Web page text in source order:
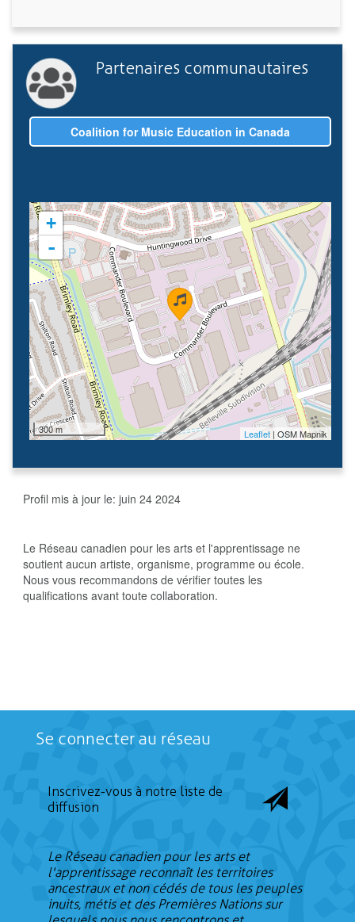
Partenaires communautaires
Coalition for Music Education in Canada
+
-
300 m Leaflet | OSM Mapnik
Profil mis à jour le: juin 24 2024
Le Réseau canadien pour les arts et l'apprentissage ne
soutient aucun artiste, organisme, programme ou école.
Nous vous recommandons de vérifier toutes les
qualifications avant toute collaboration.
Se connecter au réseau
Inscrivez-vous à notre liste de
diffusion
Le Réseau canadien pour les arts et
l'apprentissage reconnaît les territoires
ancestraux et non cédés de tous les peuples
inuits, métis et des Premières Nations sur